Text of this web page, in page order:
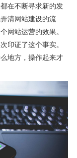
在不断寻求新的发
清网站建设的流
网站运营的效果。
印证了这个事实。
地方，操作起来才